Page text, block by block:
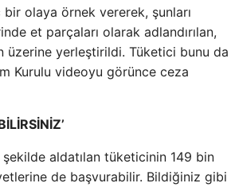
olaya örnek vererek, şunları
et parçaları olarak adlandırılan,
üzerine yerleştirildi. Tüketici bunu da
Kurulu videoyu görünce ceza
aldatılan tüketicinin 149 bin
de başvurabilir. Bildiğiniz gibi